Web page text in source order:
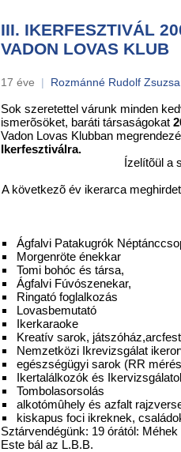
III. IKERFESZTIVÁL
VADON LOVAS KLUB
17 éve | Rozmánné Rudolf
Sok szeretettel várunk minden
ismerõsöket, baráti társaságokat
Vadon Lovas Klubban
Ikerfesztiválra.
Ízelítõül a sok-sok
A következõ év ikerarca
Ágfalvi Patakugrók
Morgenröte énekkar
Tomi bohóc és társa,
Ágfalvi Fúvószenekar,
Ringató foglalkozás
Lovasbemutató
Ikerkaraoke
Kreatív sarok,
Nemzetközi Ikrevizsgálat
egészségügyi sarok (RR
Ikertalálkozók és
Tombolasorsolás
alkotómûhely és azfalt
kiskapus foci ikreknek,
Sztárvendégünk: 19 órától: Méhek
Este bál az L.B.B.